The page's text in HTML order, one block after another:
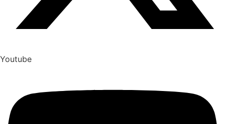
Youtube